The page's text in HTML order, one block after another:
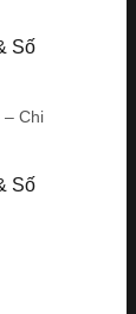
Số
– Chi
Số